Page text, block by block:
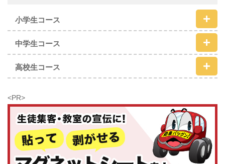
小学生コース
中学生コース
高校生コース
<PR>